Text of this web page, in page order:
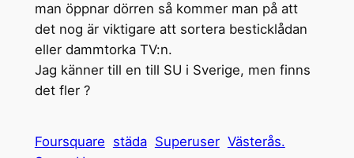
man öppnar dörren så kommer man på att
det nog är viktigare att sortera besticklådan
eller dammtorka TV:n.
Jag känner till en till SU i Sverige, men finns
det fler ?
Foursquare städa Superuser Västerås.